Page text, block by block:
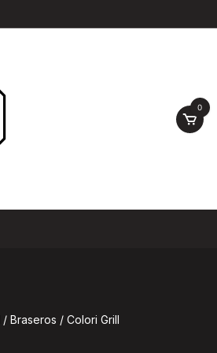
0
/ Braseros / Colori Grill